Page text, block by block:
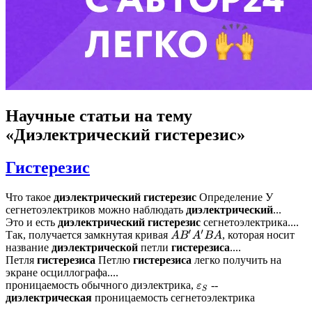
Научные статьи на тему
«Диэлектрический гистерезис»
Гистерезис
Что такое диэлектрический гистерезис Определение У
сегнетоэлектриков можно наблюдать диэлектрический...
Это и есть диэлектрический гистерезис сегнетоэлектрика....
Так, получается замкнутая кривая AB′A′BA , которая носит
название диэлектрической петли гистерезиса....
Петля гистерезиса Петлю гистерезиса легко получить на
экране осциллографа....
проницаемость обычного диэлектрика, εS --
диэлектрическая проницаемость сегнетоэлектрика